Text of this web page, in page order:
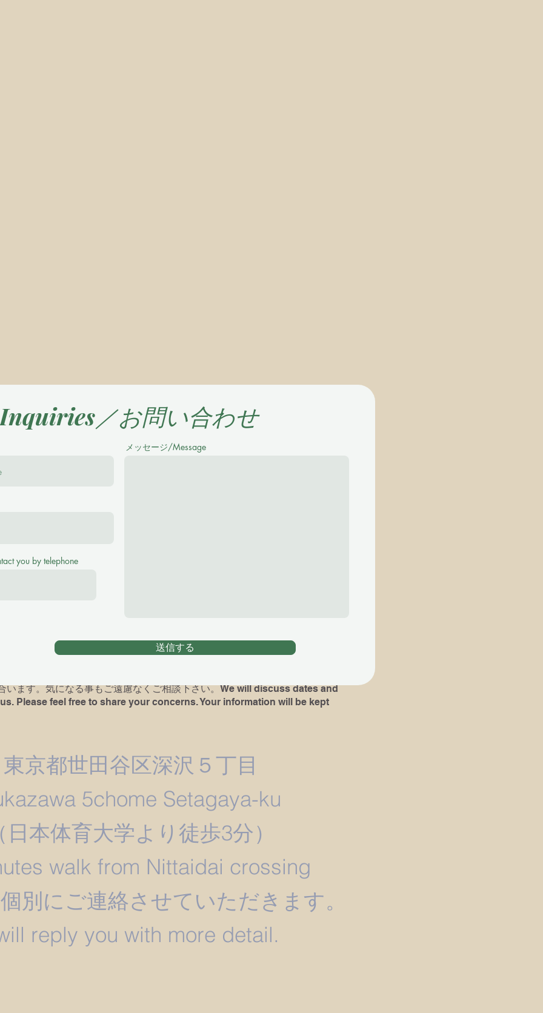
を受け付けます。(¥2500 for 40 minutes, ¥3000 for 60 minutes Trial lessons are
had piano lessons before, please let me know what books or pieces
います。気になる事もご遠慮なくご相談下さい。We will discuss dates and
Please feel free to share your concerns. Your information will be kept
Inquiries／お問い合わせ
you by telephone
メッセージ/Message
送信する
東京都世田谷区深沢５丁目
5chome Setagaya-ku
​（日本体育大学より徒歩3分）
walk from Nittaidai crossing
別にご連絡させていただきます。
reply you with more detail.